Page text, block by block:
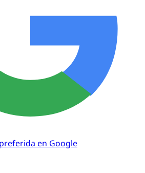
en Google